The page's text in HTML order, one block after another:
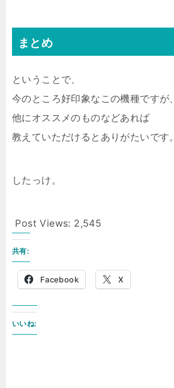
まとめ
ということで、
今のところ好印象なこの機種ですが、
他にオススメのものなどあれば
教えていただけるとありがたいです。
したっけ。
Post Views: 2,545
共有:
Facebook X
いいね: